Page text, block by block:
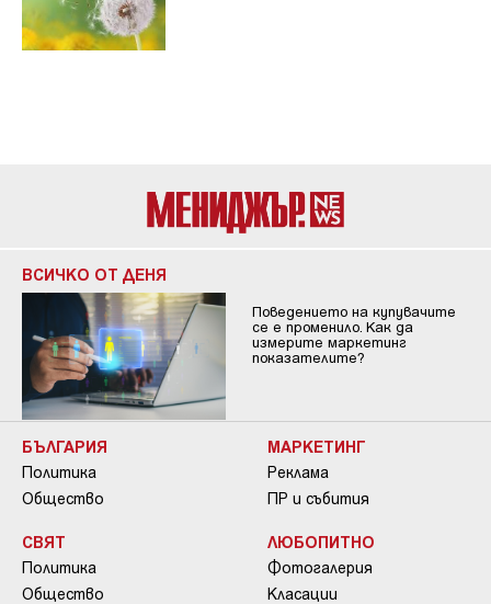
ВСИЧКО ОТ ДЕНЯ
Поведението на купувачите
се е променило. Как да
измерите маркетинг
показателите?
БЪЛГАРИЯ
Политика
Общество
СВЯТ
Политика
Общество
МАРКЕТИНГ
Реклама
ПР и събития
ЛЮБОПИТНО
Фотогалерия
Класации